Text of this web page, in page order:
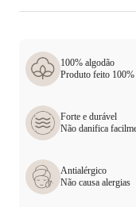
100% algodão
Produto feito 100%
Forte e durável
Não danifica
Antialérgico
Não causa alergias